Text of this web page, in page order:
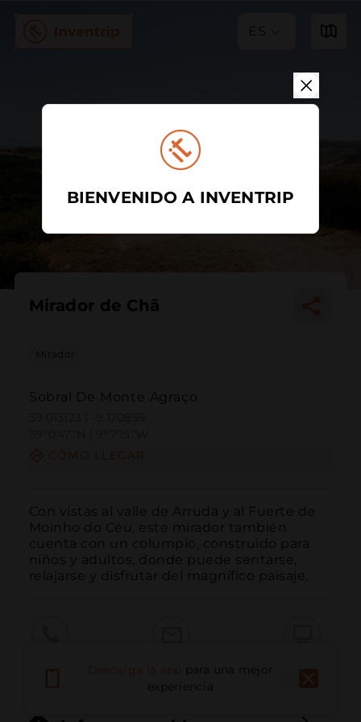
ES
Mirador de Chã
Mirador
Sobral De Monte Agraço
Con vistas al valle de Arruda y al Fuerte de
Moinho do Céu, este mirador también
cuenta con un columpio, construido para
niños y adultos, donde puede sentarse,
relajarse y disfrutar del magnífico paisaje.
Emailpara una mejor
experiencia
BIENVENIDO A INVENTRIP